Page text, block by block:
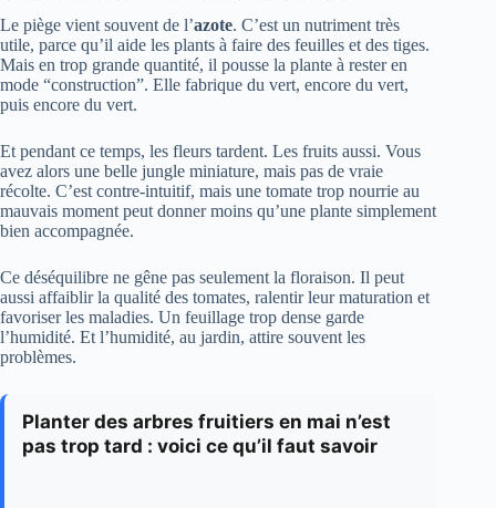
Le piège vient souvent de l’azote. C’est un nutriment très
utile, parce qu’il aide les plants à faire des feuilles et des tiges.
Mais en trop grande quantité, il pousse la plante à rester en
mode “construction”. Elle fabrique du vert, encore du vert,
puis encore du vert.
Et pendant ce temps, les fleurs tardent. Les fruits aussi. Vous
avez alors une belle jungle miniature, mais pas de vraie
récolte. C’est contre-intuitif, mais une tomate trop nourrie au
mauvais moment peut donner moins qu’une plante simplement
bien accompagnée.
Ce déséquilibre ne gêne pas seulement la floraison. Il peut
aussi affaiblir la qualité des tomates, ralentir leur maturation et
favoriser les maladies. Un feuillage trop dense garde
l’humidité. Et l’humidité, au jardin, attire souvent les
problèmes.
Planter des arbres fruitiers en mai n’est
pas trop tard : voici ce qu’il faut savoir